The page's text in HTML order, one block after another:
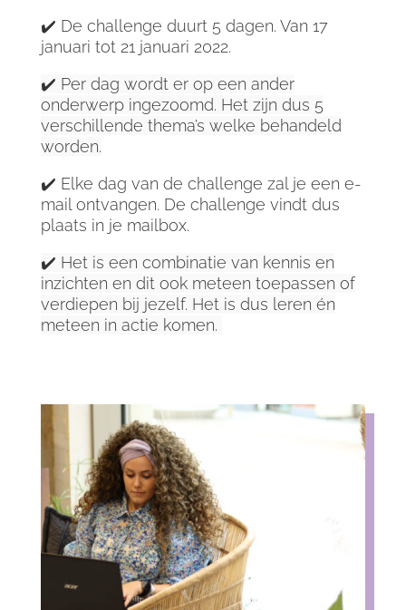
✔️ De challenge duurt 5 dagen. Van 17
januari tot 21 januari 2022.
✔️ Per dag wordt er op een ander
onderwerp ingezoomd. Het zijn dus 5
verschillende thema’s welke behandeld
worden.
✔️ Elke dag van de challenge zal je een e-
mail ontvangen. De challenge vindt dus
plaats in je mailbox.
✔️ Het is een combinatie van kennis en
inzichten en dit ook meteen toepassen of
verdiepen bij jezelf. Het is dus leren én
meteen in actie komen.